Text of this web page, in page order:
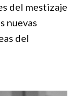
del mestizaje
nuevas
del